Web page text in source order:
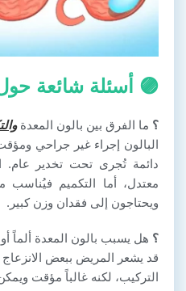
🟣 أسئلة شائعة
؟ ما الفرق بين بالون المعدة
البالون إجراء غير جراحي
دائمة تُجرى تحت تخدير عام.
معتدل، أما التكميم
ويحتاجون إلى فقدان وزن كبير.
؟ هل يسبب بالون المعدة ألماً أو
قد يشعر المريض ببعض الانزعاج
التركيب، لكنه غالباً مؤقت